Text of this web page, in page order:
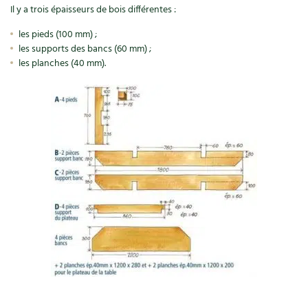
Santé et bien-être
Les plantes et leurs vertus
Soins et cosmétiques au naturel
Société et alternatives
Vivre l’écologie
Protéger la nature
Autonomie
Il y a trois épaisseurs de bois différentes :
les pieds (100 mm) ;
les supports des bancs (60 mm) ;
les planches (40 mm).